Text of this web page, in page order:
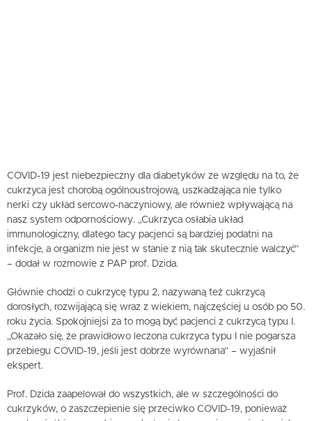
COVID-19 jest niebezpieczny dla diabetyków ze względu na to, że
cukrzyca jest chorobą ogólnoustrojową, uszkadzająca nie tylko
nerki czy układ sercowo-naczyniowy, ale również wpływającą na
nasz system odpornościowy. „Cukrzyca osłabia układ
immunologiczny, dlatego tacy pacjenci są bardziej podatni na
infekcje, a organizm nie jest w stanie z nią tak skutecznie walczyć”
– dodał w rozmowie z PAP prof. Dzida.
Głównie chodzi o cukrzycę typu 2, nazywaną też cukrzycą
dorosłych, rozwijającą się wraz z wiekiem, najczęściej u osób po 50.
roku życia. Spokojniejsi za to mogą być pacjenci z cukrzycą typu I.
„Okazało się, że prawidłowo leczona cukrzyca typu I nie pogarsza
przebiegu COVID-19, jeśli jest dobrze wyrównana” – wyjaśnił
ekspert.
Prof. Dzida zaapelował do wszystkich, ale w szczególności do
cukrzyków, o zaszczepienie się przeciwko COVID-19, ponieważ